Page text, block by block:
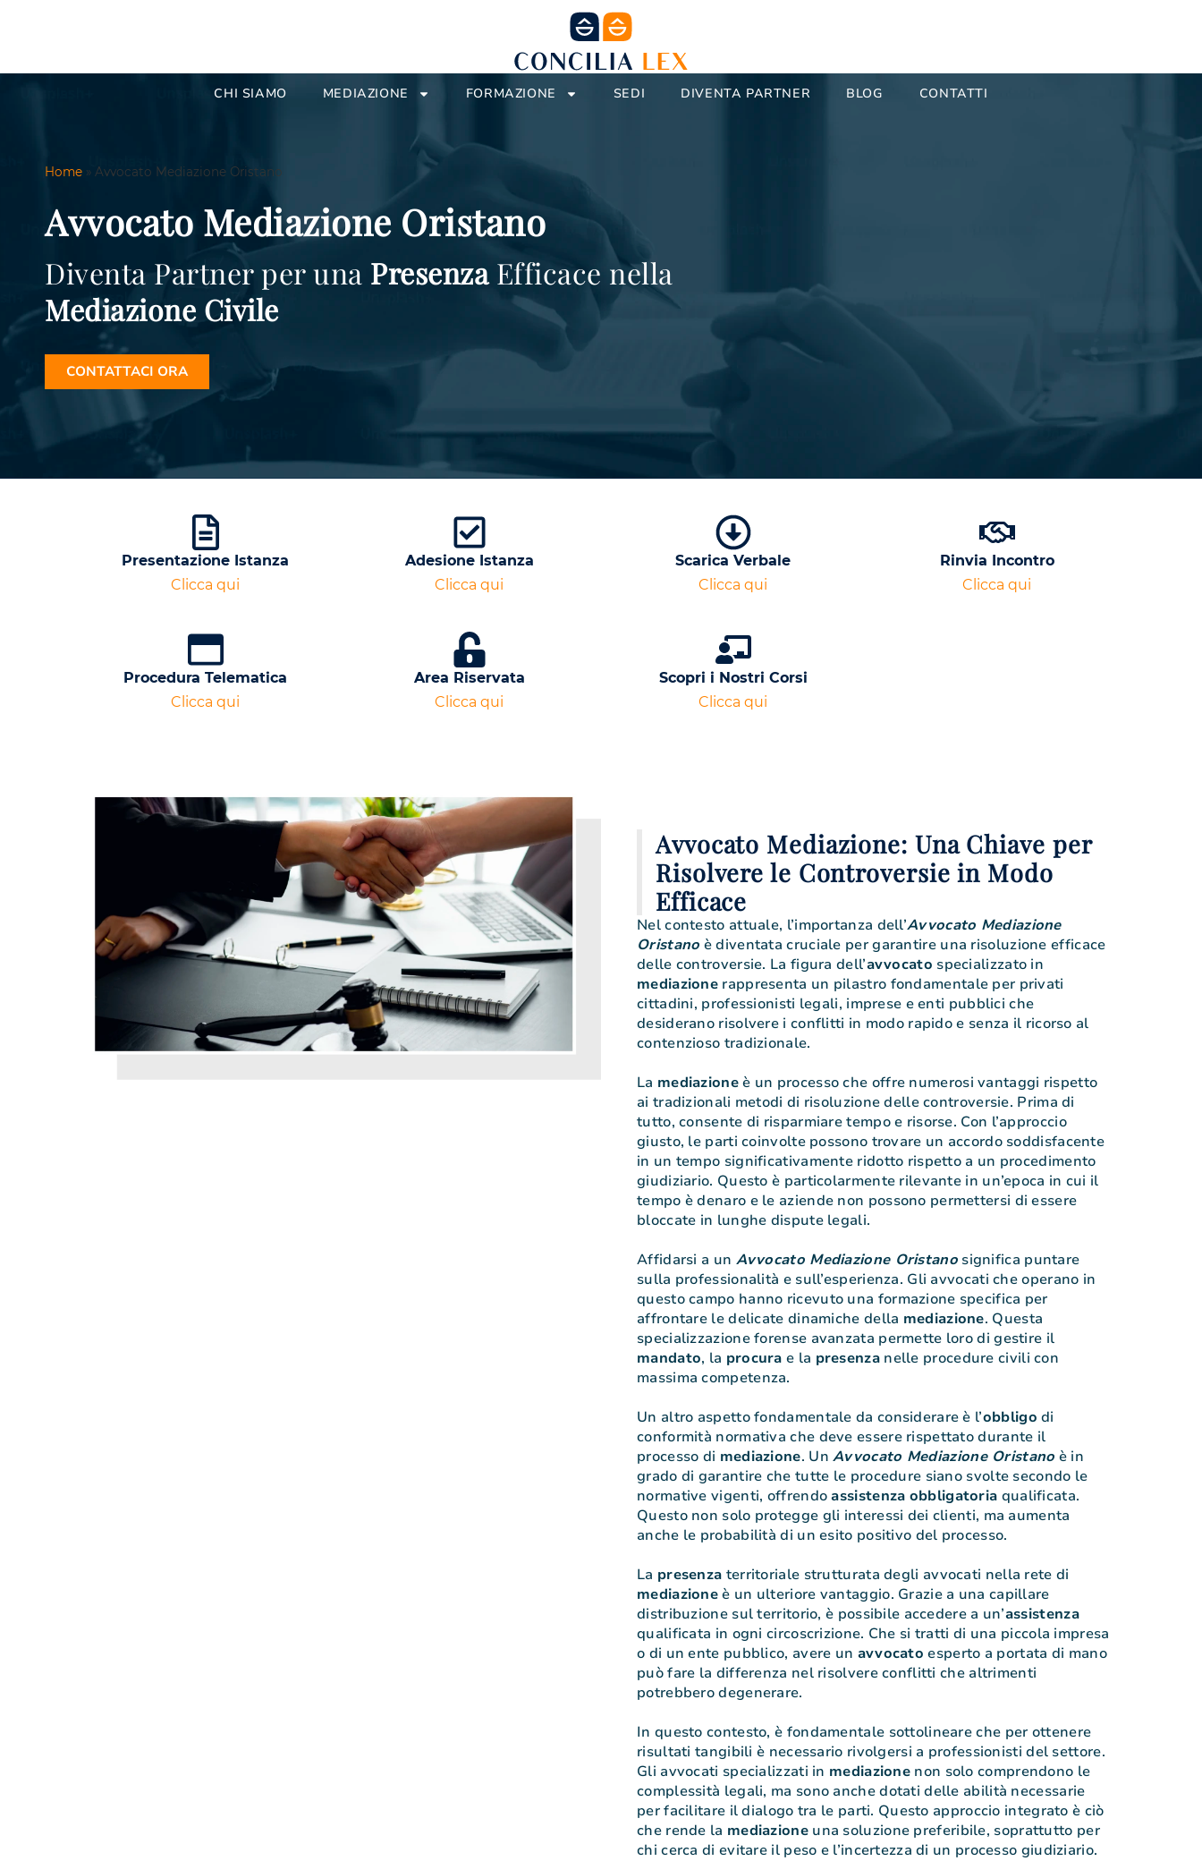
CHI SIAMO MEDIAZIONE FORMAZIONE SEDI DIVENTA PARTNER BLOG CONTATTI
Home » Avvocato Mediazione Oristano
Avvocato Mediazione Oristano
Diventa Partner per una PresenzaEfficace nella
Mediazione Civile
CONTATTACI ORA
Presentazione Istanza
Clicca qui
Adesione Istanza
Clicca qui
Scarica Verbale
Clicca qui
Rinvia Incontro
Clicca qui
Procedura Telematica
Clicca qui
Area Riservata
Clicca qui
Scopri i Nostri Corsi
Clicca qui
Avvocato Mediazione: Una Chiave per
Risolvere le Controversie in Modo
Efficace
Nel contesto attuale, l’importanza dell’Avvocato Mediazione
Oristano è diventata cruciale per garantire una risoluzione efficace
delle controversie. La figura dell’avvocato specializzato in
mediazione rappresenta un pilastro fondamentale per privati
cittadini, professionisti legali, imprese e enti pubblici che
desiderano risolvere i conflitti in modo rapido e senza il ricorso al
contenzioso tradizionale.
La mediazioneè un processo che offre numerosi vantaggi rispetto
ai tradizionali metodi di risoluzione delle controversie. Prima di
tutto, consente di risparmiare tempo e risorse. Con l’approccio
giusto, le parti coinvolte possono trovare un accordo soddisfacente
in un tempo significativamente ridotto rispetto a un procedimento
giudiziario. Questo è particolarmente rilevante in un’epoca in cui il
tempo è denaro e le aziende non possono permettersi di essere
bloccate in lunghe dispute legali.
Affidarsi a un Avvocato Mediazione Oristanosignifica puntare
sulla professionalità e sull’esperienza. Gli avvocati che operano in
questo campo hanno ricevuto una formazione specifica per
affrontare le delicate dinamiche della mediazione. Questa
specializzazione forense avanzata permette loro di gestire il
mandato, la procura e la presenzanelle procedure civili con
massima competenza.
Un altro aspetto fondamentale da considerare è l’obbligo di
conformità normativa che deve essere rispettato durante il
processo di mediazione. UnAvvocato Mediazione Oristano è in
grado di garantire che tutte le procedure siano svolte secondo le
normative vigenti, offrendoassistenza obbligatoria qualificata.
Questo non solo protegge gli interessi dei clienti, ma aumenta
anche le probabilità di un esito positivo del processo.
La presenza territoriale strutturata degli avvocati nella rete di
mediazioneè un ulteriore vantaggio. Grazie a una capillare
distribuzione sul territorio, è possibile accedere a un’assistenza
qualificata in ogni circoscrizione. Che si tratti di una piccola impresa
o di un ente pubblico, avere un avvocato esperto a portata di mano
può fare la differenza nel risolvere conflitti che altrimenti
potrebbero degenerare.
In questo contesto, è fondamentale sottolineare che per ottenere
risultati tangibili è necessario rivolgersi a professionisti del settore.
Gli avvocati specializzati in mediazione non solo comprendono le
complessità legali, ma sono anche dotati delle abilità necessarie
per facilitare il dialogo tra le parti. Questo approccio integrato è ciò
che rende la mediazioneuna soluzione preferibile, soprattutto per
chi cerca di evitare il peso e l’incertezza di un processo giudiziario.